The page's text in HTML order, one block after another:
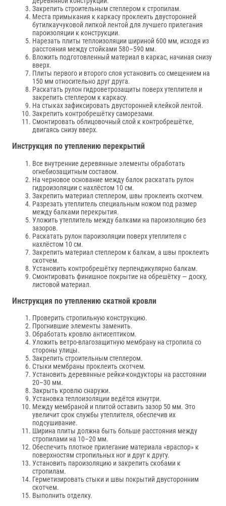
Закрепить строительным степлером к стропилам.
Места примыкания к каркасу проклеить двусторонней
бутилкаучуковой липкой лентой для лучшего прилегания
пароизоляции к конструкции.
Нарезать плиты теплоизоляции шириной 600 мм, исходя из
расстояния между стойками 580–590 мм.
Вложить подготовленный материал в каркас, начиная снизу
вверх.
Плиты первого и второго слоя установить со смещением на
150 мм относительно друг друга.
Раскатать рулон гидроветрозащиты поверх утеплителя и
закрепить степлером к каркасу.
На стыках зафиксировать двусторонней клейкой лентой.
Закрепить контробрешётку саморезами.
Смонтировать облицовочный слой к контробрешётке,
двигаясь снизу вверх.
Инструкция по утеплению перекрытий
Все внутренние деревянные элементы обработать
огнебиозащитным составом.
На черновое основание между балок раскатать рулон
гидроизоляции с нахлёстом 10 см.
Закрепить материал степлером, швы проклеить скотчем.
Разрезать утеплитель специальным ножом под размер
между балками перекрытия.
Уложить утеплитель между балками на пароизоляцию без
зазоров.
Раскатать рулон пароизоляции поверх утеплителя с
нахлёстом 10 см.
Закрепить материал степлером к балкам, а швы проклеить
скотчем.
Установить контробрешётку перпендикулярно балкам.
Смонтировать финишное покрытие на обрешётку — доску,
листовой материал.
Инструкция по утеплению скатной кровли
Проверить стропильную конструкцию.
Прогнившие элементы заменить.
Обработать кровлю антисептиком.
Уложить ветро-влагозащитную мембрану на стропила со
стороны улицы.
Закрепить строительным степлером.
Стыки мембраны проклеить скотчем.
Установить деревянные рейки-кондукторы на расстоянии
20–30 мм.
Закрыть кровлю снаружи.
Установка теплоизоляции ведётся изнутри.
Между мембраной и плитой оставить зазор 50 мм. Это
увеличит срок службы утеплителя, обеспечив их
подсушивание.
Ширина плиты должна быть больше расстояния между
стропилами на 10–20 мм.
Обеспечить плотное прилегание материала «враспор» к
поверхностям стропильных ног и друг к другу.
Установить пароизоляцию и закрепить скобами к
стропилам.
Герметизировать стыки и швы покрытий двусторонним
скотчем.
Выполнить отделку.